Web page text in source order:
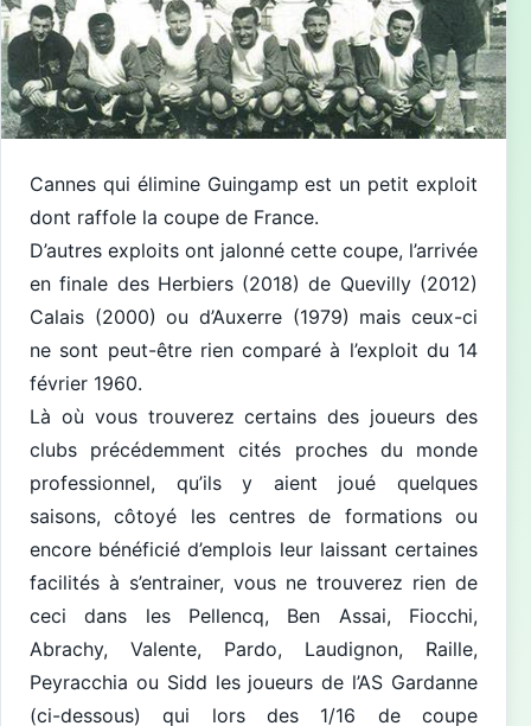
Cannes qui élimine Guingamp est un petit exploit
dont raffole la coupe de France.
D’autres exploits ont jalonné cette coupe, l’arrivée
en finale des Herbiers (2018) de Quevilly (2012)
Calais (2000) ou d’Auxerre (1979) mais ceux-ci
ne sont peut-être rien comparé à l’exploit du 14
février 1960.
Là où vous trouverez certains des joueurs des
clubs précédemment cités proches du monde
professionnel, qu’ils y aient joué quelques
saisons, côtoyé les centres de formations ou
encore bénéficié d’emplois leur laissant certaines
facilités à s’entrainer, vous ne trouverez rien de
ceci dans les Pellencq, Ben Assai, Fiocchi,
Abrachy, Valente, Pardo, Laudignon, Raille,
Peyracchia ou Sidd les joueurs de l’AS Gardanne
(ci-dessous) qui lors des 1/16 de coupe